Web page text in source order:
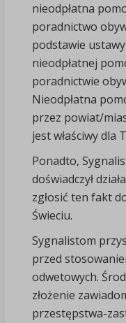
nieodpłatna
poradnictwo
podstawie
nieodpłatnej
poradnictwie
Nieodpłatna
przez powiat/
jest właściwy dla
Ponadto,
doświadczył
zgłosić ten fakt
Świeciu.
Sygnalistom
przed
odwetowych.
złożenie
przestępstwa-